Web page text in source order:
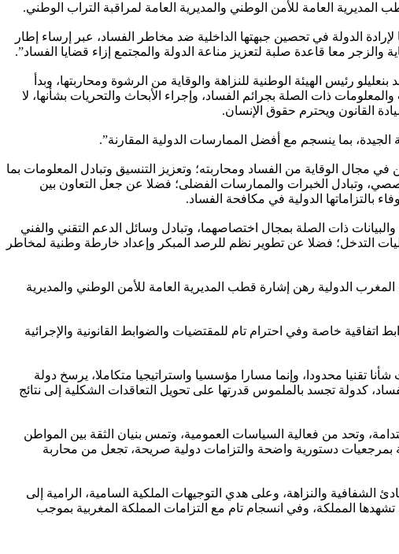
المديرية العامة للأمن الوطني والمديرية العامة لمراقبة التراب الوطني.
لإرادة الدولة في تحصين جبهتها الداخلية ضد مخاطر الفساد، عبر إرساء إطار
معا قاعدة صلبة لتعزيز مناعة الدولة والمجتمع إزاء قضايا الفساد”.
رئيس الهيئة الوطنية للنزاهة والوقاية من الرشوة ومحاربتها، وبدأ
والمعلومات ذات الصلة بجرائم الفساد، وإجراء الأبحاث والتحريات بشأنها، لا
القانون ويحترم حقوق الإنسان.
الجيدة، بما ينسجم مع أفضل الممارسات الدولية المقارنة”.
مجال الوقاية من الفساد ومحاربته؛ وتعزيز التنسيق وتبادل المعلومات بما
وتبادل الخبرات والممارسات الفضلى؛ فضلا عن جعل التعاون بين
بالتزاماتها الدولية في مكافحة الفساد.
ذات الصلة بمجال اختصاصهما، وتبادل وسائل الدعم التقني والفني
التدخل؛ فضلا عن تطوير نظم للرصد المبكر وإعداد خارطة وطنية لمخاطر
المغرب الدولية رهن إشارة قطب المديرية العامة للأمن الوطني والمديرية
اتفاقية خاصة وفي احترام تام للمقتضيات والضوابط القانونية والإجرائية
تقنيا محدودا، وإنما مسارا مؤسسيا واستراتيجيا متكاملا، يرسخ دولة
كدولة تجسد بالملموس قدرتها على تحويل التعاقدات الشكلية إلى نتائج
وتحد من فعالية السياسات العمومية، وتمس بنيان الثقة بين المواطن
بمرجعيات دستورية واضحة والتزامات دولية صريحة، تجعل من محاربة
الشفافية والنزاهة، وعلى هدي التوجيهات الملكية السامية، الرامية إلى
المملكة، وفي انسجام تام مع التزامات المملكة المغربية بموجب